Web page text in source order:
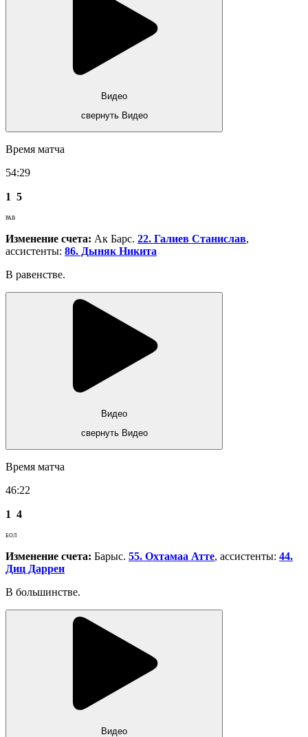
Видео
свернуть Видео
Время матча
54:29
1 5
РАВ
Изменение счета: Ак Барс. 22. Галиев Станислав,
ассистенты: 86. Дыняк Никита
В равенстве.
Видео
свернуть Видео
Время матча
46:22
1 4
БОЛ
Изменение счета: Барыс. 55. Охтамаа Атте, ассистенты: 44.
Диц Даррен
В большинстве.
Видео